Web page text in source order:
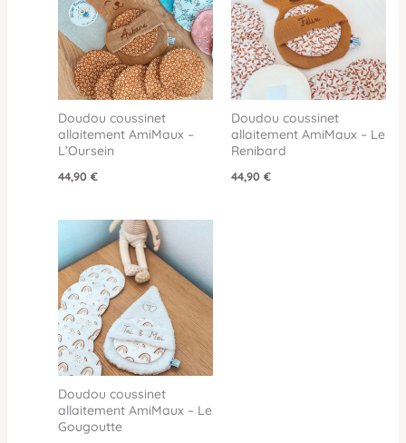
Doudou coussinet
allaitement AmiMaux –
L’Oursein
44,90 €
Doudou coussinet
allaitement AmiMaux – Le
Renibard
44,90 €
Doudou coussinet
allaitement AmiMaux – Le
Gougoutte